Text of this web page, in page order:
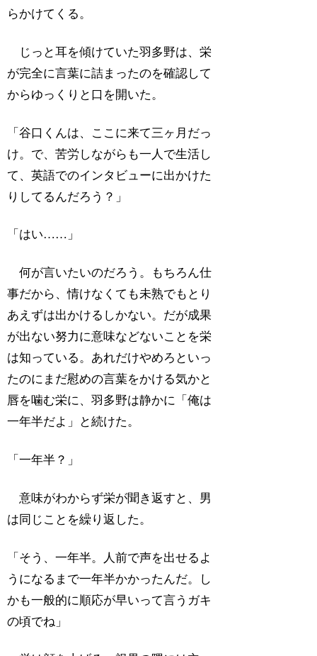
らかけてくる。
じっと耳を傾けていた羽多野は、栄
が完全に言葉に詰まったのを確認して
からゆっくりと口を開いた。
「谷口くんは、ここに来て三ヶ月だっ
け。で、苦労しながらも一人で生活し
て、英語でのインタビューに出かけた
りしてるんだろう？」
「はい……」
何が言いたいのだろう。もちろん仕
事だから、情けなくても未熟でもとり
あえずは出かけるしかない。だが成果
が出ない努力に意味などないことを栄
は知っている。あれだけやめろといっ
たのにまだ慰めの言葉をかける気かと
唇を噛む栄に、羽多野は静かに「俺は
一年半だよ」と続けた。
「一年半？」
意味がわからず栄が聞き返すと、男
は同じことを繰り返した。
「そう、一年半。人前で声を出せるよ
うになるまで一年半かかったんだ。し
かも一般的に順応が早いって言うガキ
の頃でね」